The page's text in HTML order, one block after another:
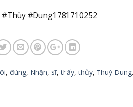
#Dung1781710252
, đúng, Nhận, sĩ,thấy,thủy, Thuỳ Dung.